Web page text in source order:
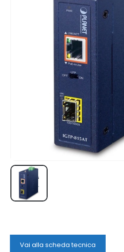
Vai alla scheda tecnica